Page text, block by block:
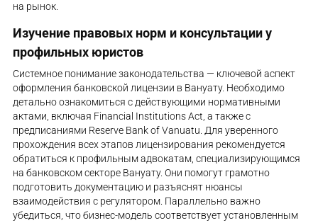
на рынок.
Изучение правовых норм и консультации у
профильных юристов
Системное понимание законодательства — ключевой аспект
оформления банковской лицензии в Вануату. Необходимо
детально ознакомиться с действующими нормативными
актами, включая Financial Institutions Act, а также с
предписаниями Reserve Bank of Vanuatu. Для уверенного
прохождения всех этапов лицензирования рекомендуется
обратиться к профильным адвокатам, специализирующимся
на банковском секторе Вануату. Они помогут грамотно
подготовить документацию и разъяснят нюансы
взаимодействия с регулятором. Параллельно важно
убедиться, что бизнес-модель соответствует установленным